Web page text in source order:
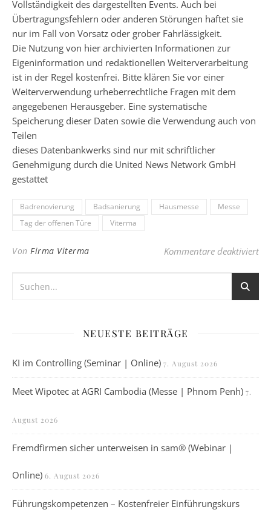
Vollständigkeit des dargestellten Events. Auch bei
Übertragungsfehlern oder anderen Störungen haftet sie
nur im Fall von Vorsatz oder grober Fahrlässigkeit.
Die Nutzung von hier archivierten Informationen zur
Eigeninformation und redaktionellen Weiterverarbeitung
ist in der Regel kostenfrei. Bitte klären Sie vor einer
Weiterverwendung urheberrechtliche Fragen mit dem
angegebenen Herausgeber. Eine systematische
Speicherung dieser Daten sowie die Verwendung auch von
Teilen
dieses Datenbankwerks sind nur mit schriftlicher
Genehmigung durch die United News Network GmbH
gestattet
Badrenovierung Badsanierung Hausmesse
Messe
Tag der offenen Türe
Viterma
Von Firma Viterma Kommentare deaktiviertfür
NEUESTE BEITRÄGE
KI im Controlling (Seminar | Online) 7. August 2026
Meet Wipotec at AGRI Cambodia (Messe | Phnom Penh) 7.
August 2026
Fremdfirmen sicher unterweisen in sam® (Webinar |
Online) 6. August 2026
Führungskompetenzen – Kostenfreier Einführungskurs